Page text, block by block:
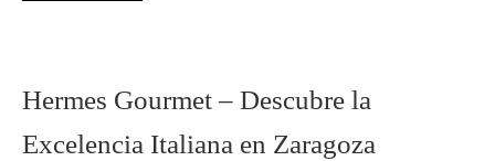
Hermes Gourmet – Descubre la
Excelencia Italiana en Zaragoza